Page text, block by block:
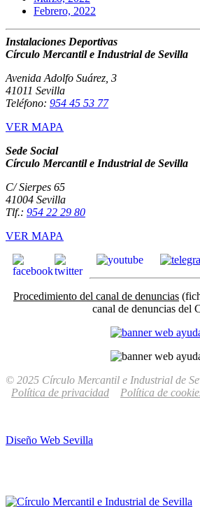
Febrero, 2022
Instalaciones Deportivas
Círculo Mercantil e Industrial de Sevilla
Avenida Adolfo Suárez, 3
41011 Sevilla
Teléfono: 954 45 53 77
VER MAPA
Sede Social
Círculo Mercantil e Industrial de Sevilla
C/ Sierpes 65
41004 Sevilla
Tlf.: 954 22 29 80
VER MAPA
Procedimiento del canal de denuncias
canal de denuncias del
© 2025 Círculo Mercantil e Industrial de
Política de privacidad
Política de
Diseño Web Sevilla